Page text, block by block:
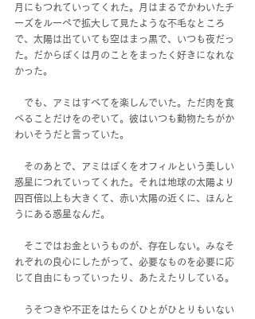
月にもつれていってくれた。月はまるでかわいたチ
ーズをルーペで拡大して見たような不毛なところ
で、太陽は出ていても空はまっ黒で、いつも夜だっ
た。だからぼくは月のことをまったく好きになれな
かった。
でも、アミはすべてを楽しんでいた。ただ肉を食
べることだけをのぞいて。彼はいつも動物たちがか
わいそうだと言っていた。
そのあとで、アミはぼくをオフィルという美しい
惑星につれていってくれた。それは地球の太陽より
四百倍以上も大きくて、赤い太陽の近くに、ほんと
うにある惑星なんだ。
そこではお金というものが、存在しない。みなそ
れぞれの良心にしたがって、必要なものを必要に応
じて自由にもっていったり、あたえたりしている。
うそつきや不正をはたらくひとがひとりもいない